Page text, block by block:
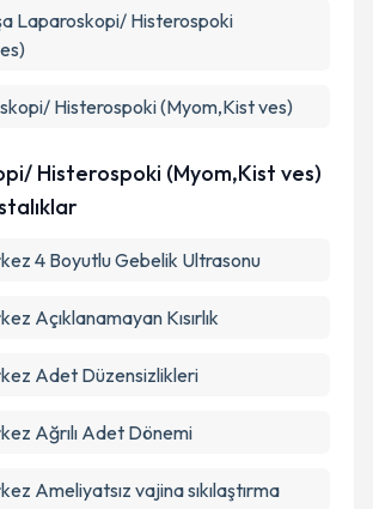
Laparoskopi/ Histerospoki
Histerospoki (Myom,Kist ves)
Histerospoki (Myom,Kist ves)
4 Boyutlu Gebelik Ultrasonu
Açıklanamayan Kısırlık
Adet Düzensizlikleri
Ağrılı Adet Dönemi
Ameliyatsız vajina sıkılaştırma